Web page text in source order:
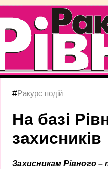
#Ракурс подій
На базі
захисників
Захисникам Рівного